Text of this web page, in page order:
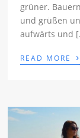
grüner.
und grüßen
aufwärts und
READ MORE ›